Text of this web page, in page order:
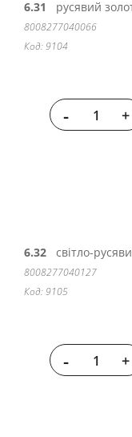
6.31 русявий
8008277040066
Код: 9104
- +
6.32 світло-
8008277040127
Код: 9105
- +